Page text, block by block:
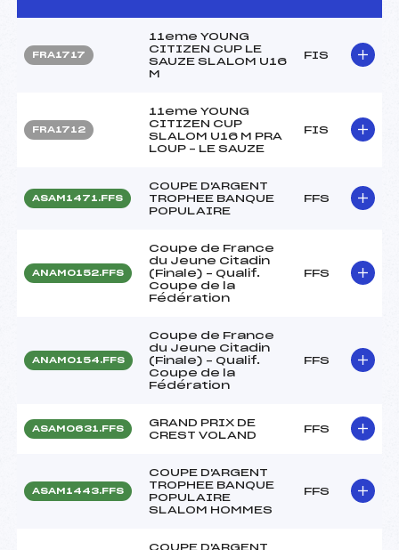
FRA1717
11eme YOUNG
CITIZEN CUP LE
SAUZE SLALOM U16
M
FIS
FRA1712
11eme YOUNG
CITIZEN CUP
SLALOM U16 M PRA
LOUP – LE SAUZE
FIS
ASAM1471.FFS
COUPE D'ARGENT
TROPHEE BANQUE
POPULAIRE
FFS
ANAM0152.FFS
Coupe de France
du Jeune Citadin
(Finale) – Qualif.
Coupe de la
Fédération
FFS
ANAM0154.FFS
Coupe de France
du Jeune Citadin
(Finale) – Qualif.
Coupe de la
Fédération
FFS
ASAM0631.FFS
GRAND PRIX DE
CREST VOLAND
FFS
ASAM1443.FFS
COUPE D'ARGENT
TROPHEE BANQUE
POPULAIRE
SLALOM HOMMES
FFS
COUPE D'ARGENT